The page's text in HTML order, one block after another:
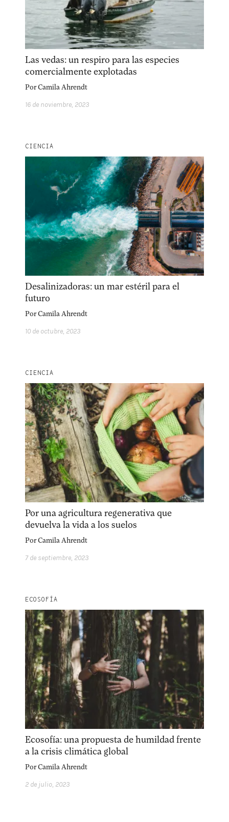
Las vedas: un respiro para las especies
comercialmente explotadas
PorCamila Ahrendt
16 de noviembre, 2023
CIENCIA
Desalinizadoras: un mar estéril para el
futuro
PorCamila Ahrendt
10 de octubre, 2023
CIENCIA
Por una agricultura regenerativa que
devuelva la vida a los suelos
PorCamila Ahrendt
7 de septiembre, 2023
ECOSOFÍA
Ecosofía: una propuesta de humildad frente
a la crisis climática global
PorCamila Ahrendt
2 de julio, 2023